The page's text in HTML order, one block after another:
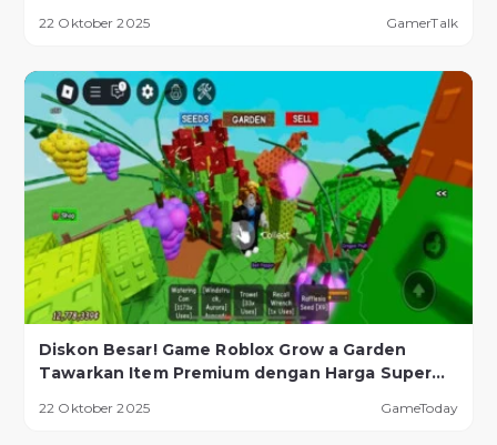
22 Oktober 2025 GamerTalk
Diskon Besar! Game Roblox Grow a Garden
Tawarkan Item Premium dengan Harga Super
22 Oktober 2025 GameToday